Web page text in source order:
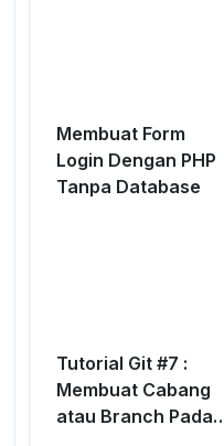
Membuat Form
Login Dengan PHP
Tanpa Database
Tutorial Git #7 :
Membuat Cabang
atau Branch Pada